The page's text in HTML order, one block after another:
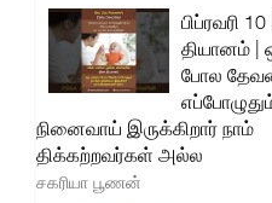
பிப்ரவரி
தியானம் |
போல
நினைவாய் இருக்கிறார் நாம்
திக்கற்றவர்கள் அல்ல
சகரியா பூணன்